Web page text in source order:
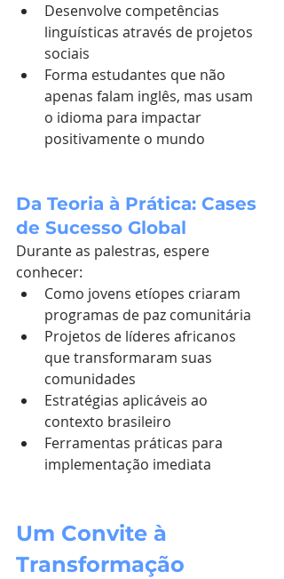
Desenvolve competências
linguísticas através de projetos
sociais
Forma estudantes que não
apenas falam inglês, mas usam
o idioma para impactar
positivamente o mundo
Da Teoria à Prática: Cases
de Sucesso Global
Durante as palestras, espere
conhecer:
Como jovens etíopes criaram
programas de paz comunitária
Projetos de líderes africanos
que transformaram suas
comunidades
Estratégias aplicáveis ao
contexto brasileiro
Ferramentas práticas para
implementação imediata
Um Convite à
Transformação